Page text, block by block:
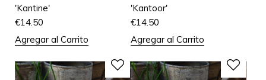
'Kantine'
€14.50
Agregar al Carrito
'Kantoor'
€14.50
Agregar al Carrito